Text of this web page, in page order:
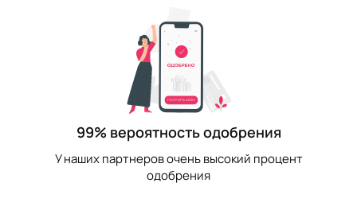
99% вероятность одобрения
У наших партнеров очень высокий процент
одобрения